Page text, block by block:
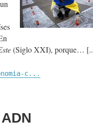
(Siglo XXI), porque…
c...